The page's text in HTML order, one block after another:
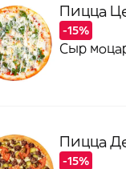
Пицца
-15%
Сыр
Пицца
-15%